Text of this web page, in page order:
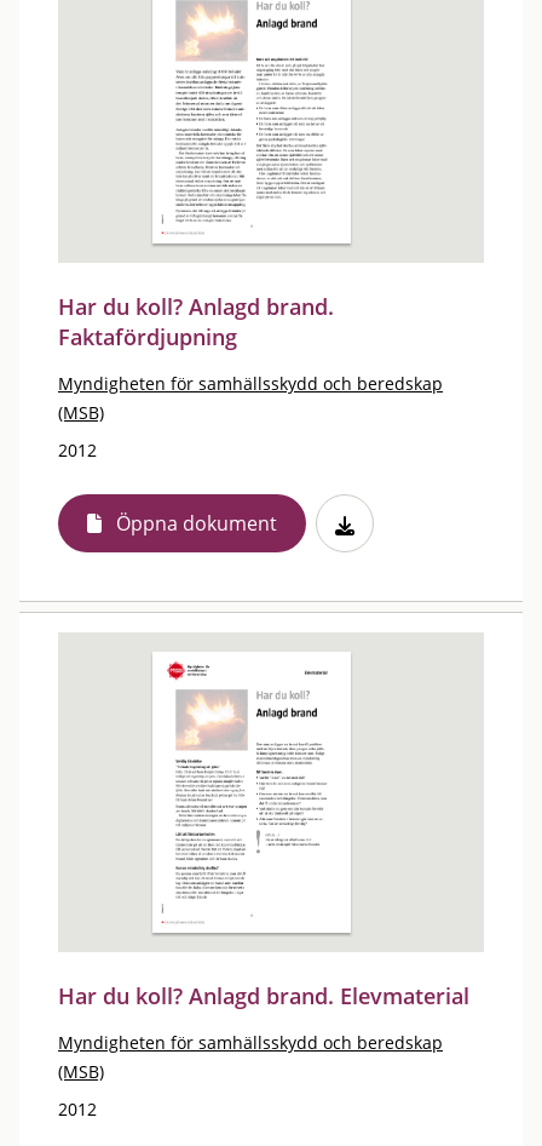
Har du koll? Anlagd brand.
Faktafördjupning
Myndigheten för samhällsskydd och beredskap
(MSB)
2012
Öppna dokument
Har du koll? Anlagd brand. Elevmaterial
Myndigheten för samhällsskydd och beredskap
(MSB)
2012